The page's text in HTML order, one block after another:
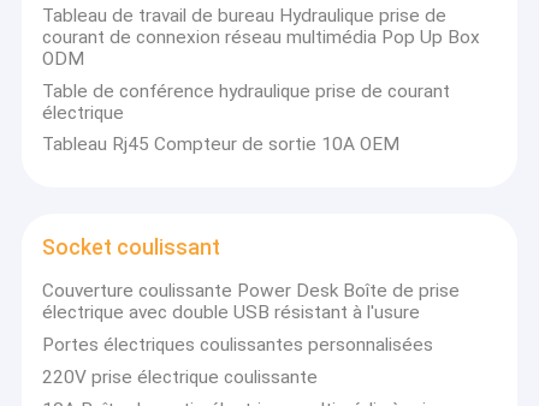
Boîte de connexion de table de conférence
Socket de sortie hydraulique
Socket coulissant
Socket de piste
Tape électrique montée sur la table
Sortie de bureau en retrait
Tableau de travail de bureau Hydraulique prise de
courant de connexion réseau multimédia Pop Up Box
ODM
Table de conférence hydraulique prise de courant
électrique
Tableau Rj45 Compteur de sortie 10A OEM
Socket coulissant
Couverture coulissante Power Desk Boîte de prise
électrique avec double USB résistant à l'usure
Portes électriques coulissantes personnalisées
220V prise électrique coulissante